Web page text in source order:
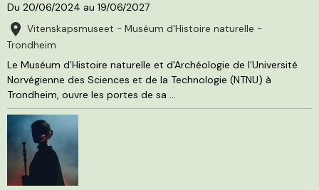
Du 20/06/2024 au 19/06/2027
Vitenskapsmuseet - Muséum d'Histoire naturelle -
Trondheim
Le Muséum d'Histoire naturelle et d'Archéologie de l'Université
Norvégienne des Sciences et de la Technologie (NTNU) à
Trondheim, ouvre les portes de sa ...